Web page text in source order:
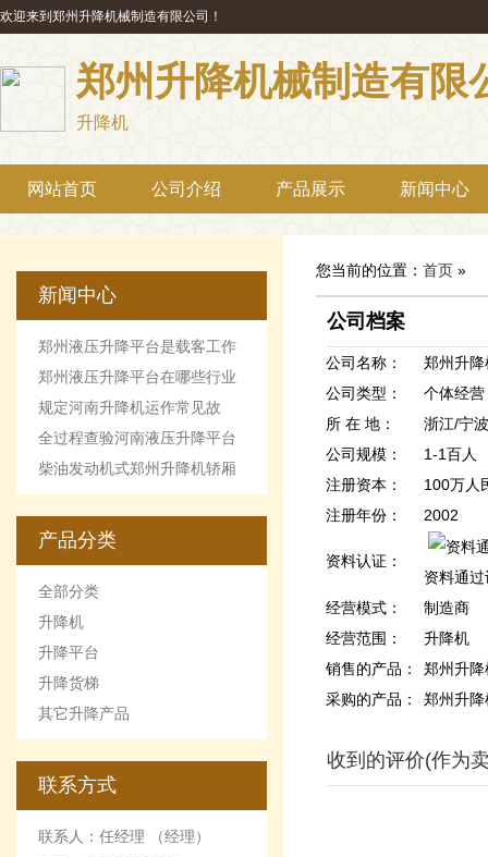
欢迎来到郑州升降机械制造有限公司！
郑州升降机械制造有限
升降机
网站首页 公司介绍 产品展示 新闻中心
新闻中心
郑州液压升降平台是载客工作
机械设备
郑州液压升降平台在哪些行业
最受欢迎
规定河南升降机运作常见故
障。
全过程查验河南液压升降平台
柴油发动机式郑州升降机轿厢
的优点和缺点
产品分类
全部分类
升降机
升降平台
升降货梯
其它升降产品
联系方式
联系人：任经理 （经理）
您当前的位置： 首页 »
公司档案
公司名称：
郑州升
公司类型：
个体经
所 在 地：
浙江/宁
公司规模：
1-1百人
注册资本：
100万人
注册年份：
2002
资料认证：
资料通
经营模式：
制造商
经营范围：
升降机
销售的产品：
郑州升
采购的产品：
郑州升
收到的评价(作为